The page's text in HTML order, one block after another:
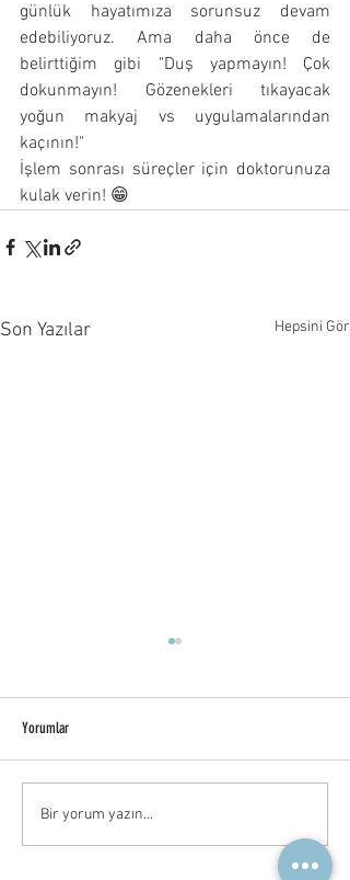
günlük hayatımıza sorunsuz devam
edebiliyoruz. Ama daha önce de
belirttiğim gibi "Duş yapmayın! Çok
dokunmayın! Gözenekleri tıkayacak
yoğun makyaj vs uygulamalarından
kaçının!"
İşlem sonrası süreçler için doktorunuza
kulak verin! 😁
Son Yazılar Hepsini Gör
Gözaltı mezoterapisi :
Morluklarınıza veda edin!
Yorumlar
Bir yorum yazın...